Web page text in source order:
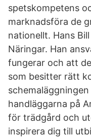
spetskompetens
marknadsföra de
nationellt. Hans
Näringar. Han
fungerar och att
som besitter rätt
handläggarna på
för trädgård och
inspirera dig till